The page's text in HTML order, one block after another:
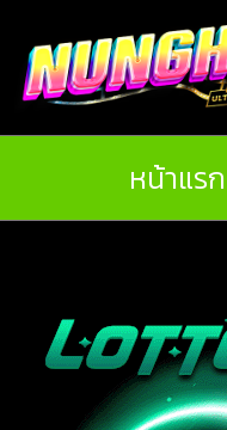
หน้าแรก